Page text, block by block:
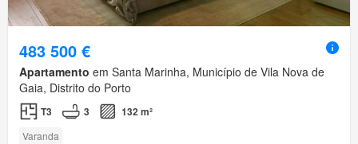
483 500 €
Apartamento em Santa Marinha, Município de Vila Nova de
Gaia, Distrito do Porto
T3 3 132 m²
Varanda